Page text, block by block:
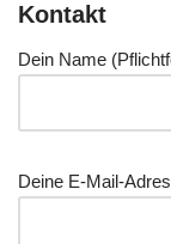
Kontakt
Dein Name
Dei­ne E‑Mail-